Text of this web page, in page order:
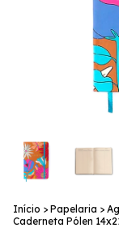
Início > Papelaria >
Caderneta Pólen